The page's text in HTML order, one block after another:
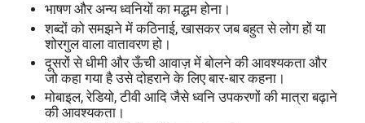
भाषण और अन्य ध्वनियों का मद्धम होना।
शब्दों को समझने में कठिनाई, खासकर जब बहुत से लोग हों या
शोरगुल वाला वातावरण हो।
दूसरों से धीमी और ऊँची आवाज़ में बोलने की आवश्यकता और
जो कहा गया है उसे दोहराने के लिए बार-बार कहना।
मोबाइल, रेडियो, टीवी आदि जैसे ध्वनि उपकरणों की मात्रा बढ़ाने
की आवश्यकता।